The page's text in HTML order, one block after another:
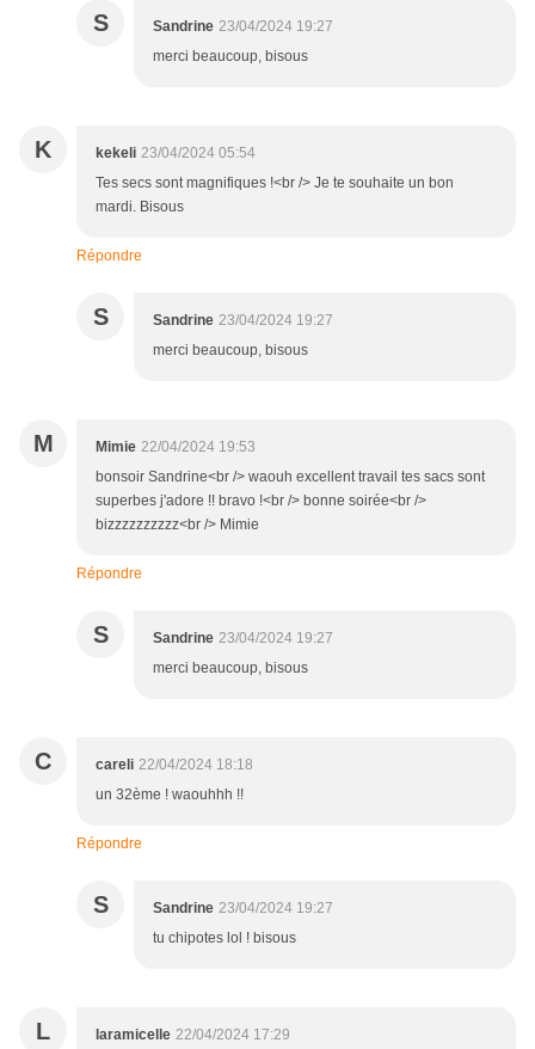
S Sandrine 23/04/2024 19:27
merci beaucoup, bisous
K kekeli 23/04/2024 05:54
Tes secs sont magnifiques !<br /> Je te souhaite un bon
mardi. Bisous
Répondre
S Sandrine 23/04/2024 19:27
merci beaucoup, bisous
M Mimie 22/04/2024 19:53
bonsoir Sandrine<br /> waouh excellent travail tes sacs sont
superbes j'adore !! bravo !<br /> bonne soirée<br />
bizzzzzzzzzz<br /> Mimie
Répondre
S Sandrine 23/04/2024 19:27
merci beaucoup, bisous
C careli 22/04/2024 18:18
un 32ème ! waouhhh !!
Répondre
S Sandrine 23/04/2024 19:27
tu chipotes lol ! bisous
L laramicelle 22/04/2024 17:29